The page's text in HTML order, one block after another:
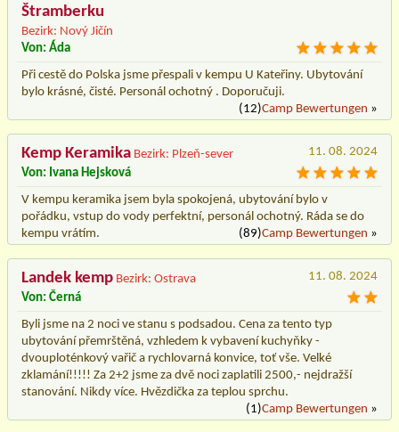
Štramberku
Bezirk: Nový Jičín
Von: Áda
Při cestě do Polska jsme přespali v kempu U Kateřiny. Ubytování
bylo krásné, čisté. Personál ochotný . Doporučuji.
(12)Camp Bewertungen »
Kemp Keramika Bezirk: Plzeň-sever
11. 08. 2024
Von: Ivana Hejsková
V kempu keramika jsem byla spokojená, ubytování bylo v
pořádku, vstup do vody perfektní, personál ochotný. Ráda se do
kempu vrátím.
(89)Camp Bewertungen »
Landek kemp Bezirk: Ostrava
11. 08. 2024
Von: Černá
Byli jsme na 2 noci ve stanu s podsadou. Cena za tento typ
ubytování přemrštěná, vzhledem k vybavení kuchyňky -
dvouploténkový vařič a rychlovarná konvice, toť vše. Velké
zklamání!!!!! Za 2+2 jsme za dvě noci zaplatili 2500,- nejdražší
stanování. Nikdy více. Hvězdička za teplou sprchu.
(1)Camp Bewertungen »